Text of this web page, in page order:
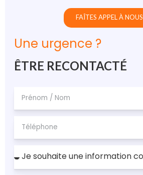
FAÎTES APPEL À NOUS
Une urgence ?
ÊTRE RECONTACTÉ